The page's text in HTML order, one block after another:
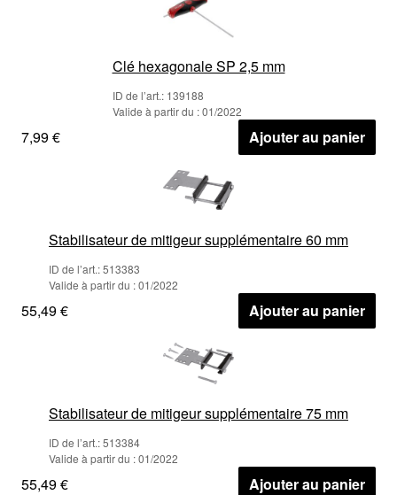
Clé hexagonale SP 2,5 mm
ID de l’art.: 139188
Valide à partir du : 01/2022
7,99 € Ajouter au panier
Stabilisateur de mitigeur supplémentaire 60 mm
ID de l’art.: 513383
Valide à partir du : 01/2022
55,49 € Ajouter au panier
Stabilisateur de mitigeur supplémentaire 75 mm
ID de l’art.: 513384
Valide à partir du : 01/2022
55,49 € Ajouter au panier